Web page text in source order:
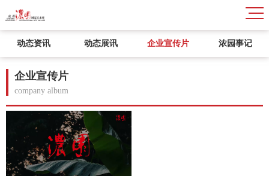
动态资讯 动态展讯 企业宣传片 浓园事记
企业宣传片
company album